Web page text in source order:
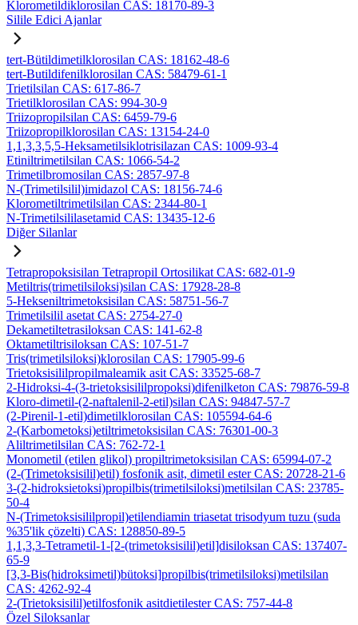
Klorometildiklorosilan CAS: 18170-89-3
Silile Edici Ajanlar
tert-Bütildimetilklorosilan CAS: 18162-48-6
tert-Butildifenilklorosilan CAS: 58479-61-1
Trietilsilan CAS: 617-86-7
Trietilklorosilan CAS: 994-30-9
Triizopropilsilan CAS: 6459-79-6
Triizopropilklorosilan CAS: 13154-24-0
1,1,3,3,5,5-Heksametilsiklotrisilazan CAS: 1009-93-4
Etiniltrimetilsilan CAS: 1066-54-2
Trimetilbromosilan CAS: 2857-97-8
N-(Trimetilsilil)imidazol CAS: 18156-74-6
Klorometiltrimetilsilan CAS: 2344-80-1
N-Trimetilsililasetamid CAS: 13435-12-6
Diğer Silanlar
Tetrapropoksisilan Tetrapropil Ortosilikat CAS: 682-01-9
Metiltris(trimetilsiloksi)silan CAS: 17928-28-8
5-Hekseniltrimetoksisilan CAS: 58751-56-7
Trimetilsilil asetat CAS: 2754-27-0
Dekametiltetrasiloksan CAS: 141-62-8
Oktametiltrisiloksan CAS: 107-51-7
Tris(trimetilsiloksi)klorosilan CAS: 17905-99-6
Trietoksisililpropilmaleamik asit CAS: 33525-68-7
2-Hidroksi-4-(3-trietoksisililpropoksi)difenilketon CAS: 79876-59-8
Kloro-dimetil-(2-naftalenil-2-etil)silan CAS: 94847-57-7
(2-Pirenil-1-etil)dimetilklorosilan CAS: 105594-64-6
2-(Karbometoksi)etiltrimetoksisilan CAS: 76301-00-3
Aliltrimetilsilan CAS: 762-72-1
Monometil (etilen glikol) propiltrimetoksisilan CAS: 65994-07-2
(2-(Trimetoksisilil)etil) fosfonik asit, dimetil ester CAS: 20728-21-6
3-(2-hidroksietoksi)propilbis(trimetilsiloksi)metilsilan CAS: 23785-
50-4
N-(Trimetoksisililpropil)etilendiamin triasetat trisodyum tuzu (suda
%35'lik çözelti) CAS: 128850-89-5
1,1,3,3-Tetrametil-1-[2-(trimetoksisilil)etil]disiloksan CAS: 137407-
65-9
[3,3-Bis(hidroksimetil)bütoksi]propilbis(trimetilsiloksi)metilsilan
CAS: 4262-92-4
2-(Trietoksisilil)etilfosfonik asitdietilester CAS: 757-44-8
Özel Siloksanlar